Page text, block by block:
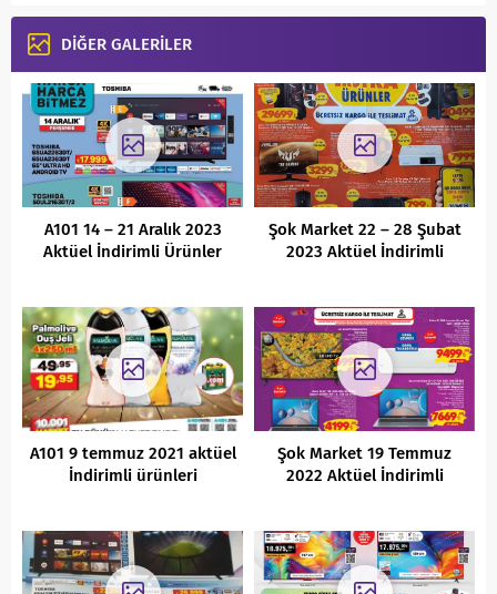
DİĞER GALERİLER
A101 14 – 21 Aralık 2023
Aktüel İndirimli Ürünler
Şok Market 22 – 28 Şubat
2023 Aktüel İndirimli
A101 9 temmuz 2021 aktüel
İndirimli ürünleri
Şok Market 19 Temmuz
2022 Aktüel İndirimli